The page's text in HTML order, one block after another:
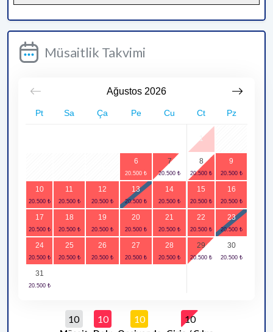
Müsaitlik Takvimi
Ağustos 2026
Pt Sa Ça Pe Cu Ct Pz
1
6 7 8 9
10 11 12 13 14 15 16
17 18 19 20 21 22 23
24 25 26 27 28 29 30
31
10 10 10 10